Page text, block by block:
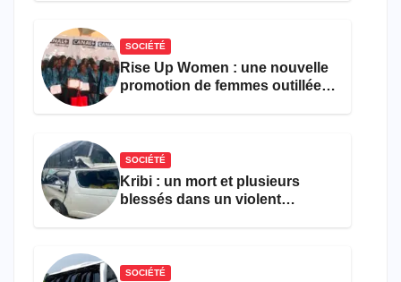
SOCIÉTÉ
Rise Up Women : une nouvelle
promotion de femmes outillées
SOCIÉTÉ
Kribi : un mort et plusieurs
blessés dans un violent
SOCIÉTÉ